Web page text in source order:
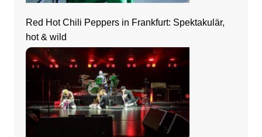
Red Hot Chili Peppers in Frankfurt: Spektakulär,
hot & wild